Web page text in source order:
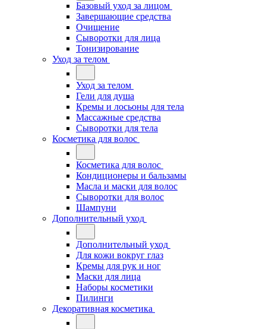
Базовый уход за лицом
Завершающие средства
Очищение
Сыворотки для лица
Тонизирование
Уход за телом
Уход за телом
Гели для душа
Кремы и лосьоны для тела
Массажные средства
Сыворотки для тела
Косметика для волос
Косметика для волос
Кондиционеры и бальзамы
Масла и маски для волос
Сыворотки для волос
Шампуни
Дополнительный уход
Дополнительный уход
Для кожи вокруг глаз
Кремы для рук и ног
Маски для лица
Наборы косметики
Пилинги
Декоративная косметика